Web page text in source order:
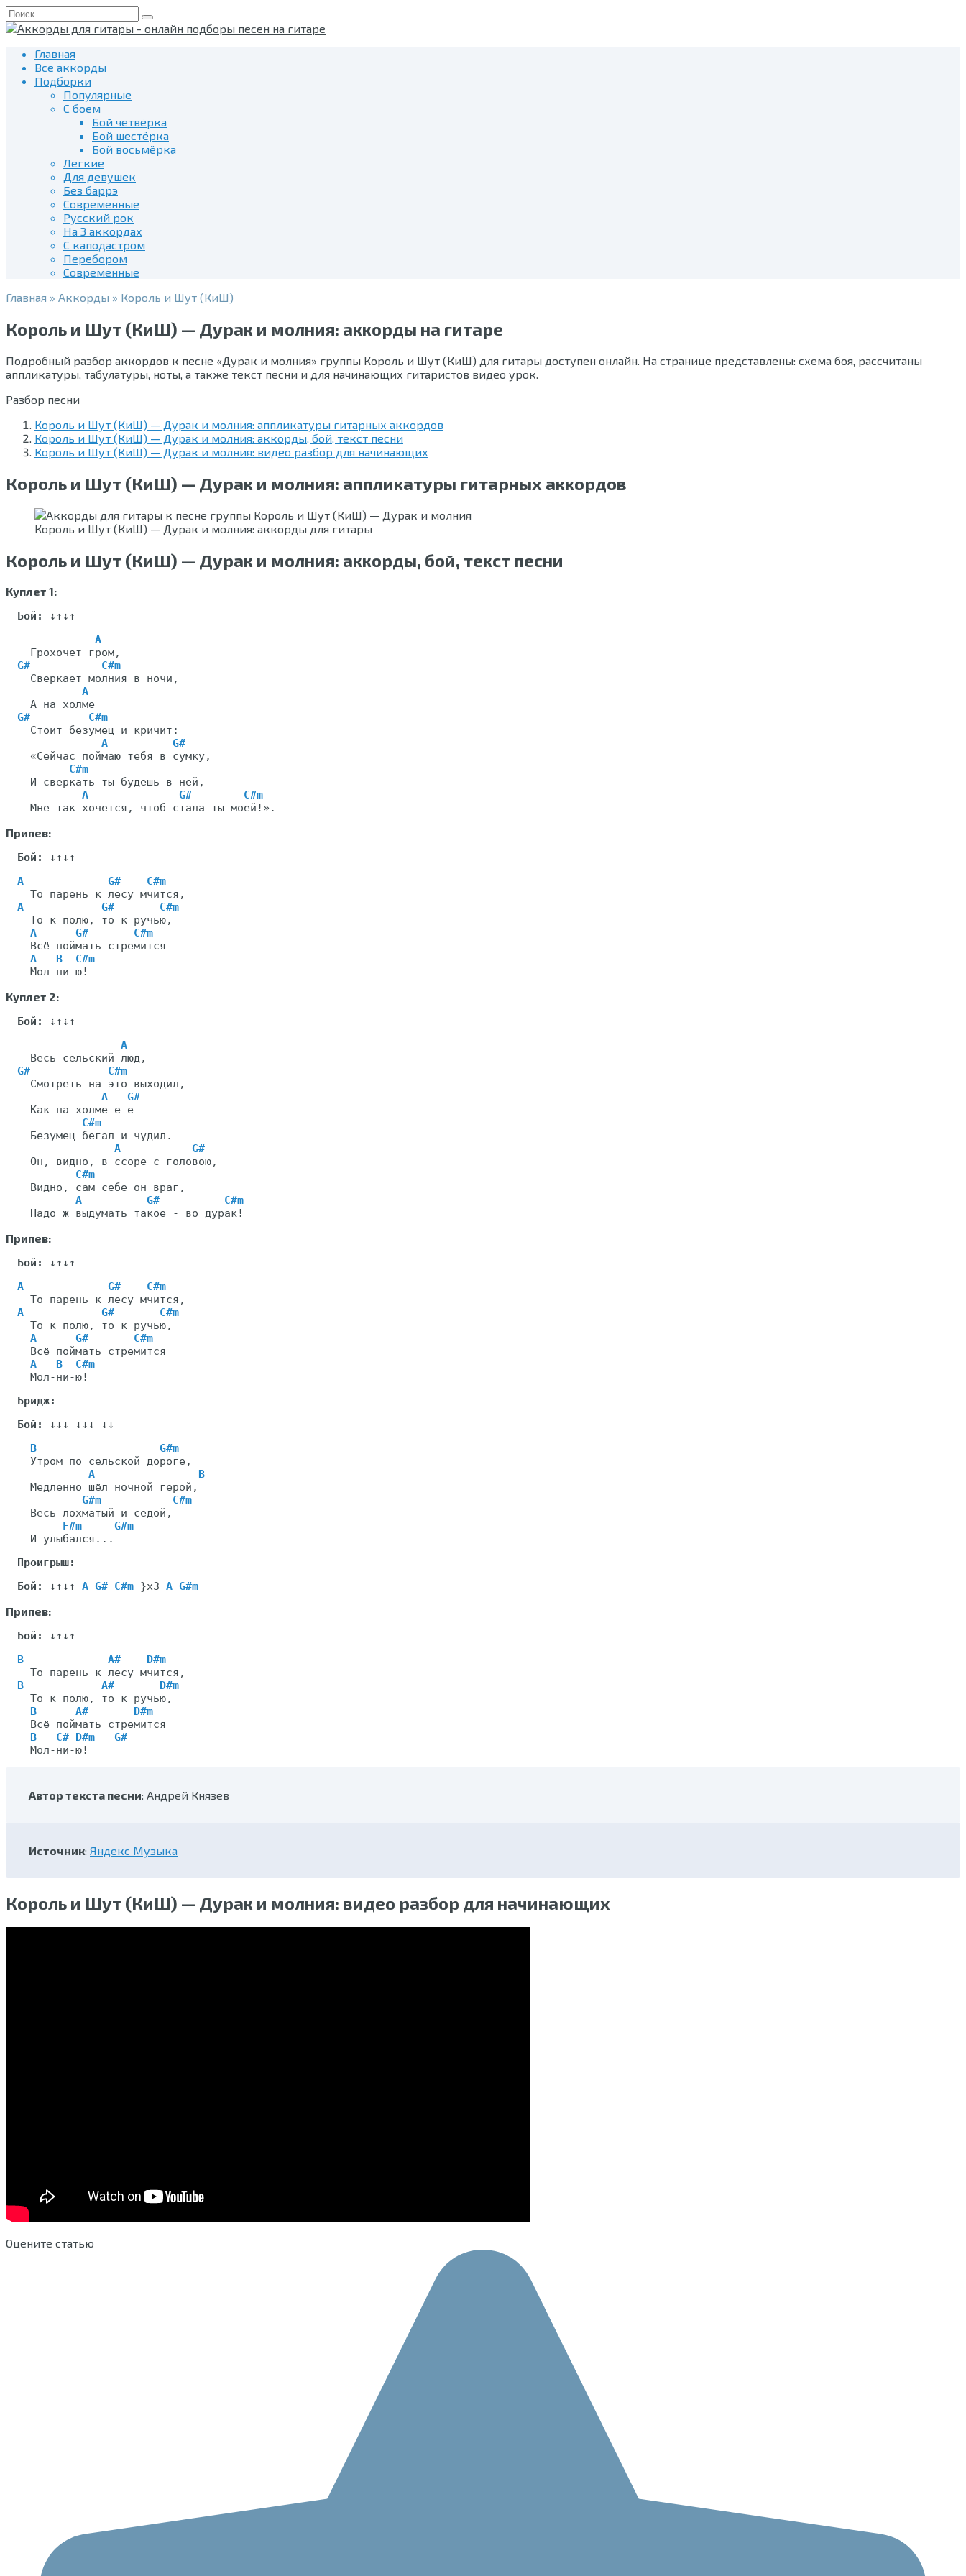
Перейти
к
содержанию
Search
for:
Главная
Все аккорды
Подборки
Популярные
С боем
Бой четвёрка
Бой шестёрка
Бой восьмёрка
Легкие
Для девушек
Без баррэ
Современные
Русский рок
На 3 аккордах
С каподастром
Перебором
Современные
Главная » Аккорды » Король и Шут (КиШ)
Король и Шут (КиШ) — Дурак и молния: аккорды на гитаре
Подробный разбор аккордов к песне «Дурак и молния» группы Король и Шут (КиШ) для гитары доступен онлайн. На странице представлены: схема боя, рассчитаны
аппликатуры, табулатуры, ноты, а также текст песни и для начинающих гитаристов видео урок.
Разбор песни
Король и Шут (КиШ) — Дурак и молния: аппликатуры гитарных аккордов
Король и Шут (КиШ) — Дурак и молния: аккорды, бой, текст песни
Король и Шут (КиШ) — Дурак и молния: видео разбор для начинающих
Король и Шут (КиШ) — Дурак и молния: аппликатуры гитарных аккордов
Король и Шут (КиШ) — Дурак и молния: аккорды для гитары
Король и Шут (КиШ) — Дурак и молния: аккорды, бой, текст песни
Куплет 1:
Бой:
A
G#
C#m
  Сверкает молния в ночи,
A
G#
C#m
  Стоит безумец и кричит:
A
G#
  «Сейчас поймаю тебя в сумку,
C#m
  И сверкать ты будешь в ней,
A
G#
C#m
Припев:
Бой:
A
G#
C#m
A
G#
C#m
  То к полю, то к ручью,
A
G#
C#m
  Всё поймать стремится
A
B
C#m
Куплет 2:
Бой:
A
G#
C#m
  Смотреть на это выходил,
A
G#
  Как на холме-е-е
C#m
  Безумец бегал и чудил.
A
G#
  Он, видно, в ссоре с головою,
C#m
  Видно, сам себе он враг,
A
G#
C#m
Припев:
Бой:
A
G#
C#m
A
G#
C#m
  То к полю, то к ручью,
A
G#
C#m
  Всё поймать стремится
A
B
C#m
Бридж:
Бой:
B
G#m
  Утром по сельской дороге,
A
B
  Медленно шёл ночной герой,
G#m
C#m
  Весь лохматый и седой,
F#m
G#m
Проигрыш:
Бой:
↓↑↓↑ A G# C#m }x3 A G#m
Припев:
Бой:
B
A#
D#m
B
A#
D#m
  То к полю, то к ручью,
B
A#
D#m
  Всё поймать стремится
B
C# D#m
G#
Автор текста песни: Андрей Князев
Источник: Яндекс Музыка
Король и Шут (КиШ) — Дурак и молния: видео разбор для начинающих
Оцените статью